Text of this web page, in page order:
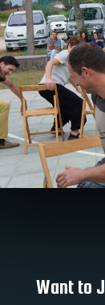
Want to